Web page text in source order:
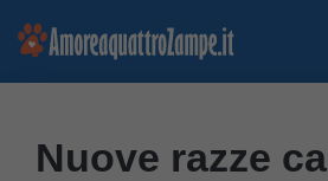
Vai
Nuove razze